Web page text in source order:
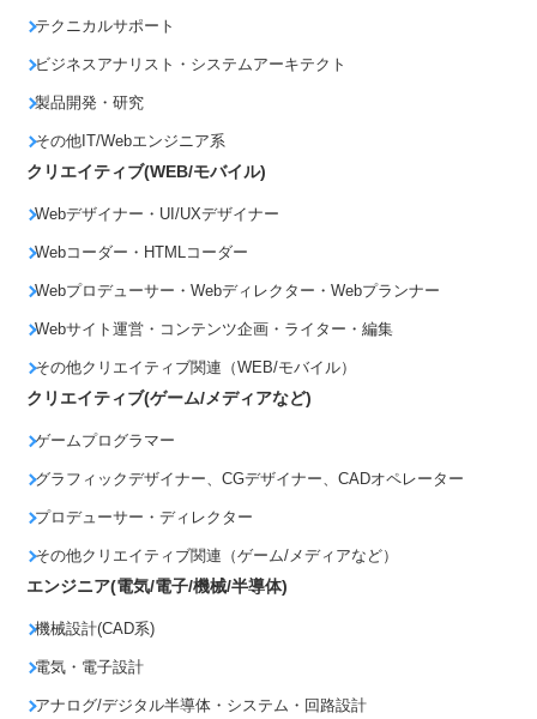
テクニカルサポート
ビジネスアナリスト・システムアーキテクト
製品開発・研究
その他IT/Webエンジニア系
クリエイティブ(WEB/モバイル)
Webデザイナー・UI/UXデザイナー
Webコーダー・HTMLコーダー
Webプロデューサー・Webディレクター・Webプランナー
Webサイト運営・コンテンツ企画・ライター・編集
その他クリエイティブ関連（WEB/モバイル）
クリエイティブ(ゲーム/メディアなど)
ゲームプログラマー
グラフィックデザイナー、CGデザイナー、CADオペレーター
プロデューサー・ディレクター
その他クリエイティブ関連（ゲーム/メディアなど）
エンジニア(電気/電子/機械/半導体)
機械設計(CAD系)
電気・電子設計
アナログ/デジタル半導体・システム・回路設計